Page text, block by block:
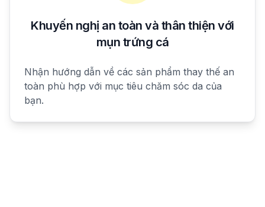
Khuyến nghị an toàn và thân thiện với
mụn trứng cá
Nhận hướng dẫn về các sản phẩm thay thế an
toàn phù hợp với mục tiêu chăm sóc da của
bạn.